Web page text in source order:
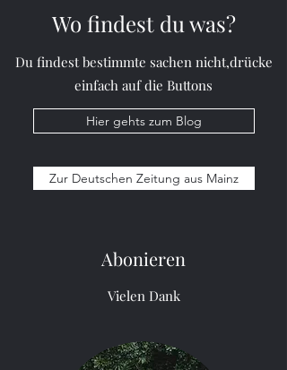
Wo findest du was?
Du findest bestimmte sachen nicht,drücke
einfach auf die Buttons
Hier gehts zum Blog
Zur Deutschen Zeitung aus Mainz
Abonieren
Vielen Dank